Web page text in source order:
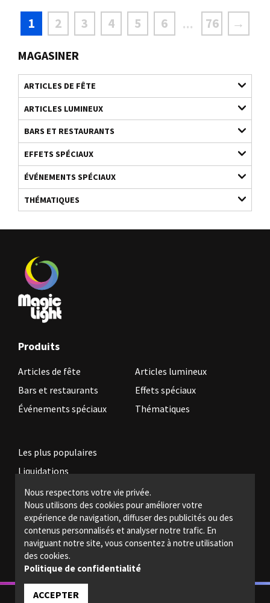
Nous respectons votre vie privée.
Nous utilisons des cookies pour améliorer votre
expérience de navigation, diffuser des publicités ou des
contenus personnalisés et analyser notre trafic. En
naviguant notre site, vous consentez à notre utilisation
des cookies.
Politique de confidentialité
ACCEPTER
MAGASINER
ARTICLES DE FÊTE
ARTICLES LUMINEUX
BARS ET RESTAURANTS
EFFETS SPÉCIAUX
ÉVÉNEMENTS SPÉCIAUX
THÉMATIQUES
1 2 3 4 5 6 ... 76 →
Produits
Articles de fête
Articles lumineux
Bars et restaurants
Effets spéciaux
Événements spéciaux
Thématiques
Les plus populaires
Liquidations
Devenez revendeur
Politiques légales
Nous joindre